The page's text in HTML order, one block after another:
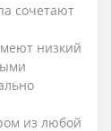
сочетают
низкий
из любой